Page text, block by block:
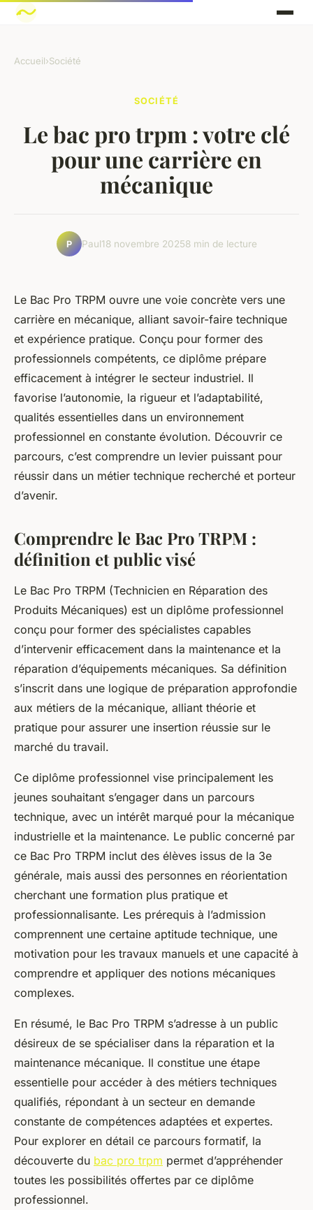
Accueil›Société
SOCIÉTÉ
Le bac pro trpm : votre clé
pour une carrière en
mécanique
P Paul18 novembre 20258 min de lecture
Le Bac Pro TRPM ouvre une voie concrète vers une
carrière en mécanique, alliant savoir-faire technique
et expérience pratique. Conçu pour former des
professionnels compétents, ce diplôme prépare
efficacement à intégrer le secteur industriel. Il
favorise l’autonomie, la rigueur et l’adaptabilité,
qualités essentielles dans un environnement
professionnel en constante évolution. Découvrir ce
parcours, c’est comprendre un levier puissant pour
réussir dans un métier technique recherché et porteur
d’avenir.
Comprendre le Bac Pro TRPM :
définition et public visé
Le Bac Pro TRPM (Technicien en Réparation des
Produits Mécaniques) est un diplôme professionnel
conçu pour former des spécialistes capables
d’intervenir efficacement dans la maintenance et la
réparation d’équipements mécaniques. Sa définition
s’inscrit dans une logique de préparation approfondie
aux métiers de la mécanique, alliant théorie et
pratique pour assurer une insertion réussie sur le
marché du travail.
Ce diplôme professionnel vise principalement les
jeunes souhaitant s’engager dans un parcours
technique, avec un intérêt marqué pour la mécanique
industrielle et la maintenance. Le public concerné par
ce Bac Pro TRPM inclut des élèves issus de la 3e
générale, mais aussi des personnes en réorientation
cherchant une formation plus pratique et
professionnalisante. Les prérequis à l’admission
comprennent une certaine aptitude technique, une
motivation pour les travaux manuels et une capacité à
comprendre et appliquer des notions mécaniques
complexes.
En résumé, le Bac Pro TRPM s’adresse à un public
désireux de se spécialiser dans la réparation et la
maintenance mécanique. Il constitue une étape
essentielle pour accéder à des métiers techniques
qualifiés, répondant à un secteur en demande
constante de compétences adaptées et expertes.
Pour explorer en détail ce parcours formatif, la
découverte du bac pro trpm permet d’appréhender
toutes les possibilités offertes par ce diplôme
professionnel.